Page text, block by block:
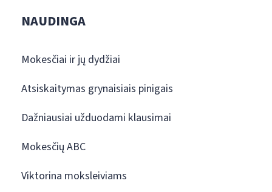
NAUDINGA
Mokesčiai ir jų dydžiai
Atsiskaitymas grynaisiais pinigais
Dažniausiai užduodami klausimai
Mokesčių ABC
Viktorina moksleiviams